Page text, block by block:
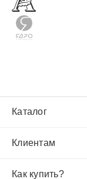
Каталог
Клиентам
Как купить?